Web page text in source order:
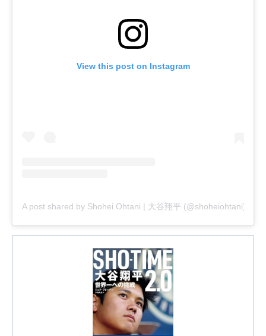
View this post on Instagram
A post shared by Shohei Ohtani | 大谷翔平 (@shoheiohtani)